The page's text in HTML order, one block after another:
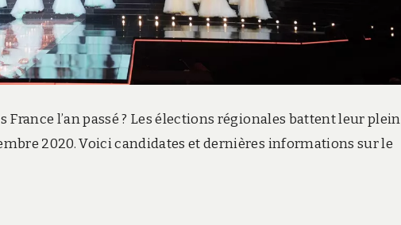
France l’an passé ? Les élections régionales battent leur plein
2020. Voici candidates et dernières informations sur le